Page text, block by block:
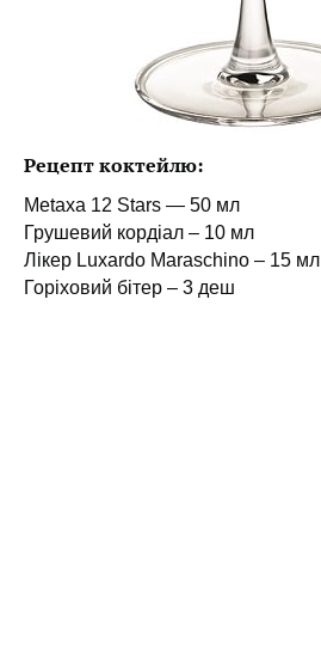
Рецепт коктейлю:
Metaxa 12 Stars — 50 мл
Грушевий кордіал – 10 мл
Лікер Luxardo Maraschino – 15 мл
Горіховий бітер – 3 деш